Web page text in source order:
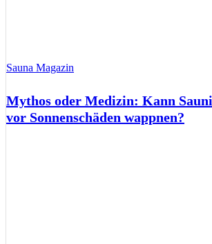
Sauna Magazin
Mythos oder Medizin: Kann
vor Sonnenschäden wappnen?